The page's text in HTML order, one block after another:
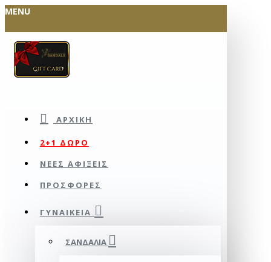
MENU
ΑΡΧΙΚΉ
2+1 ΔΩΡΟ
ΝΕΕΣ ΑΦΙΞΕΙΣ
ΠΡΟΣΦΟΡΕΣ
ΓΥΝΑΙΚΕΊΑ
ΣΑΝΔΆΛΙΑ